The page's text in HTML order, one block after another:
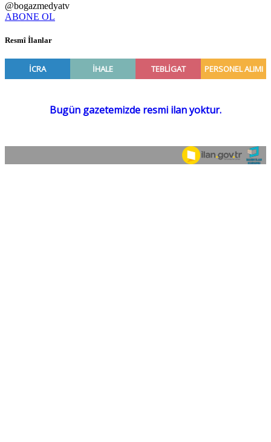
@bogazmedyatv
ABONE OL
Resmî İlanlar